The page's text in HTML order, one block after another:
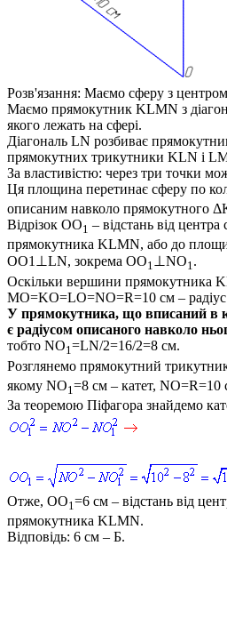
Розв'язання: Маємо сферу з центром
Маємо прямокутник KLMN з
якого лежать на сфері.
Діагональ LN розбиває
прямокутних трикутники KLN і
За властивістю: через три точки
Ця площина перетинає сферу по
описаним навколо прямокутного
Відрізок OO1 – відстань від
прямокутника KLMN, або до
OO1⊥LN, зокрема OO1 ⊥NO1.
Оскільки вершини прямокутника
MO=KO=LO=NO=R=10 см –
У прямокутника, що вписаний в
є радіусом описаного навколо
тобто NO1 =LN/2=16/2=8 см.
Розглянемо прямокутний
якому NO1=8 см – катет, NO=R=10
За теоремою Піфагора знайдемо
Отже, OO1=6 см – відстань від
прямокутника KLMN.
Відповідь: 6 см – Б.